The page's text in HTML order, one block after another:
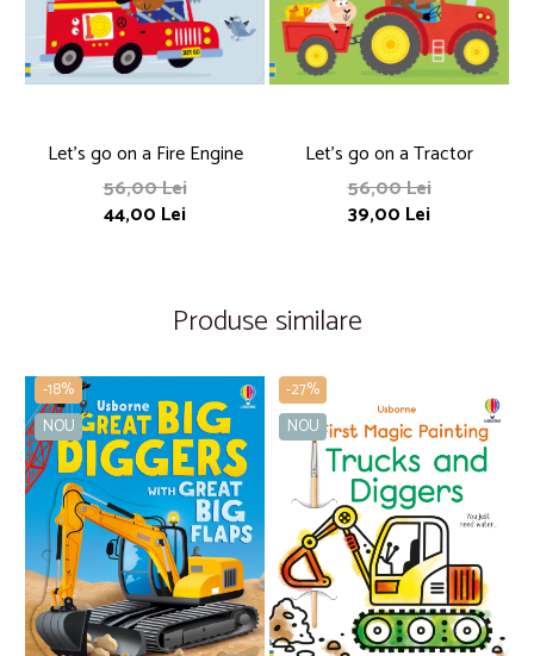
Let's go on a Fire Engine
56,00 Lei
44,00 Lei
Let's go on a Tractor
56,00 Lei
39,00 Lei
Produse similare
-18%
NOU
-27%
NOU